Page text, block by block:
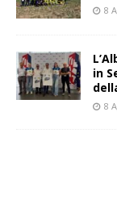
8
in
8